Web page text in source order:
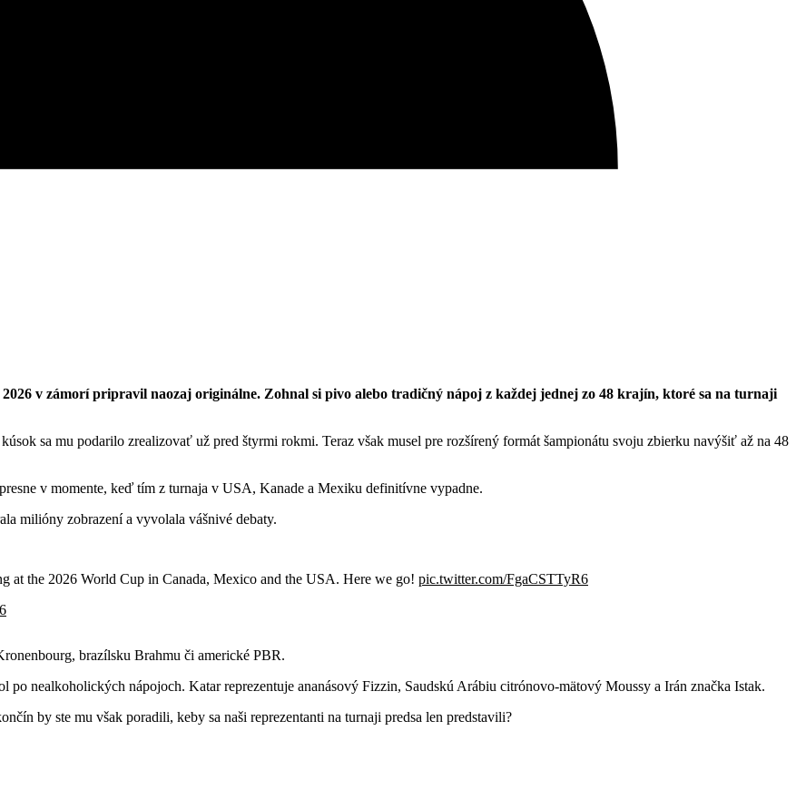
2026 v zámorí pripravil naozaj originálne. Zohnal si pivo alebo tradičný nápoj z každej jednej zo 48 krajín, ktoré sa na turnaji
sa mu podarilo zrealizovať už pred štyrmi rokmi. Teraz však musel pre rozšírený formát šampionátu svoju zbierku navýšiť až na 48
v momente, keď tím z turnaja v USA, Kanade a Mexiku definitívne vypadne.
milióny zobrazení a vyvolala vášnivé debaty.
at the 2026 World Cup in Canada, Mexico and the USA. Here we go! pic.twitter.com/FgaCSTTyR6
brazílsku Brahmu či americké PBR.
nealkoholických nápojoch. Katar reprezentuje ananásový Fizzin, Saudskú Arábiu citrónovo-mätový Moussy a Irán značka Istak.
by ste mu však poradili, keby sa naši reprezentanti na turnaji predsa len predstavili?